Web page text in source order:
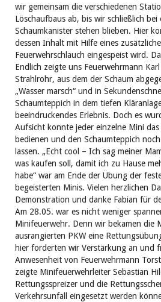
wir gemeinsam die verschiedenen
Löschaufbaus ab, bis wir schließlich bei
Schaumkanister stehen blieben. Hier
dessen Inhalt mit Hilfe eines
Feuerwehrschlauch eingespeist wird.
Endlich zeigte uns Feuerwehrmann
Strahlrohr, aus dem der Schaum
„Wasser marsch“ und in
Schaumteppich in dem tiefen
beeindruckendes Erlebnis. Doch es
Aufsicht konnte jeder einzelne Mini
bedienen und den Schaumteppich
lassen. „Echt cool – Ich sag meiner
was kaufen soll, damit ich zu Hause
habe“ war am Ende der Übung der
begeisterten Minis. Vielen herzlichen
Demonstration und danke Fabian für
Am 28.05. war es nicht weniger
Minifeuerwehr. Denn wir bekamen die
ausrangierten PKW eine
hier forderten wir Verstärkung an und
Anwesenheit von Feuerwehrmann
zeigte Minifeuerwehrleiter Sebastian
Rettungsspreizer und die
Verkehrsunfall eingesetzt werden